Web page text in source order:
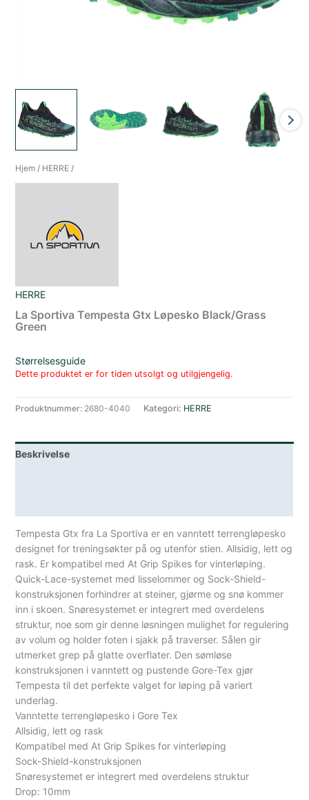
Hjem / HERRE /
HERRE
La Sportiva Tempesta Gtx Løpesko Black/Grass
Green
Størrelsesguide
Dette produktet er for tiden utsolgt og utilgjengelig.
Produktnummer: 2680-4040 Kategori: HERRE
Beskrivelse
Tempesta Gtx fra La Sportiva er en vanntett terrengløpesko
designet for treningsøkter på og utenfor stien. Allsidig, lett og
rask. Er kompatibel med At Grip Spikes for vinterløping.
Quick-Lace-systemet med lisselommer og Sock-Shield-
konstruksjonen forhindrer at steiner, gjørme og snø kommer
inn i skoen. Snøresystemet er integrert med overdelens
struktur, noe som gir denne løsningen mulighet for regulering
av volum og holder foten i sjakk på traverser. Sålen gir
utmerket grep på glatte overflater. Den sømløse
konstruksjonen i vanntett og pustende Gore-Tex gjør
Tempesta til det perfekte valget for løping på variert
underlag.
Vanntette terrengløpesko i Gore Tex
Allsidig, lett og rask
Kompatibel med At Grip Spikes for vinterløping
Sock-Shield-konstruksjonen
Snøresystemet er integrert med overdelens struktur
Drop: 10mm